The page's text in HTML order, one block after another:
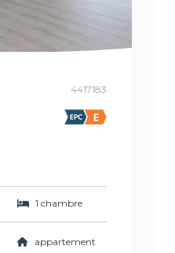
4417183
1 chambre
appartement